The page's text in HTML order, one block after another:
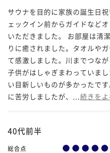
サウナを目的に家族の誕生日
ェックイン前からガイドなど
いただきました。 お部屋は清
りに癒されました。タオルや
て感激しました。川までつな
子供がはしゃぎまわっていま
い目新しいものが多かったで
に苦労しましたが、... 続きをよ
40代前半
総合点